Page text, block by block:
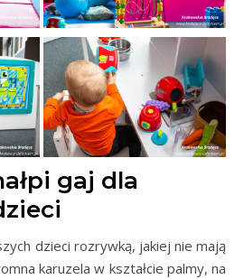
gaj dla
dzieci rozrywką, jakiej nie mają
karuzela w kształcie palmy, na